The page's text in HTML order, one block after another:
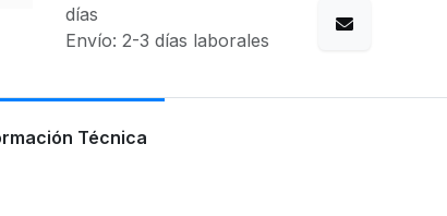
días
Envío: 2-3 días laborales
Técnica